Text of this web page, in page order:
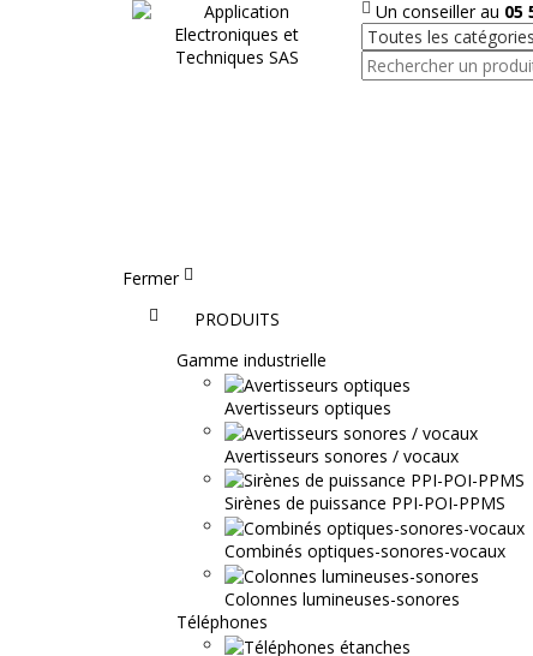
Un conseiller au 05
Fermer
AccueilPRODUITS
Gamme industrielle
Avertisseurs optiques
Avertisseurs sonores / vocaux
Sirènes de puissance PPI-POI-PPMS
Combinés optiques-sonores-vocaux
Colonnes lumineuses-sonores
Téléphones